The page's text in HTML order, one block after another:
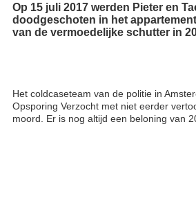
Op 15 juli 2017 werden Pieter en
doodgeschoten in het
van de vermoedelijke schutter in
Het coldcaseteam van de politie in
Opsporing Verzocht met niet eerder
moord. Er is nog altijd een beloning van